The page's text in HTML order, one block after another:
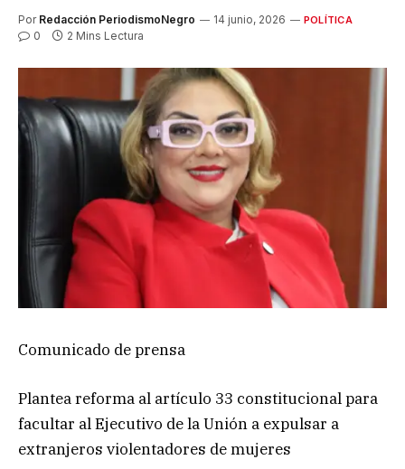
Por Redacción PeriodismoNegro 14 junio, 2026 POLÍTICA
0 2 Mins Lectura
Comunicado de prensa
Plantea reforma al artículo 33 constitucional para
facultar al Ejecutivo de la Unión a expulsar a
extranjeros violentadores de mujeres